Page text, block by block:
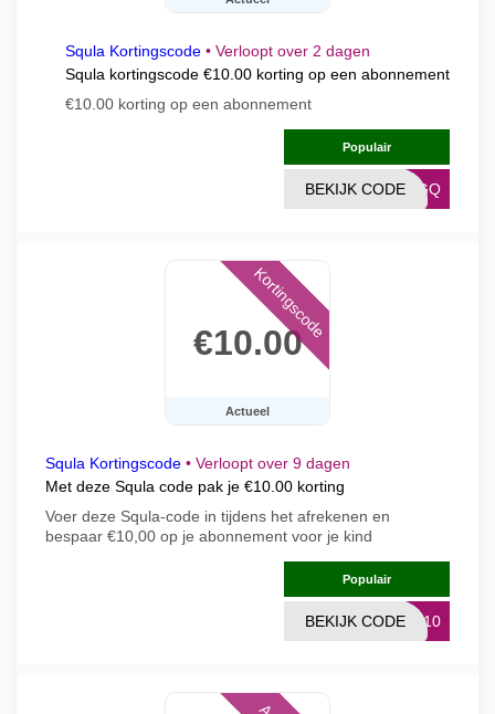
Squla Kortingscode • Verloopt over 2 dagen
Squla kortingscode €10.00 korting op een abonnement
€10.00 korting op een abonnement
Populair
DBGQ
BEKIJK CODE
€10.00
Actueel
Kortingscode
Squla Kortingscode • Verloopt over 9 dagen
Met deze Squla code pak je €10.00 korting
Voer deze Squla-code in tijdens het afrekenen en
bespaar €10,00 op je abonnement voor je kind
Populair
LA10
BEKIJK CODE